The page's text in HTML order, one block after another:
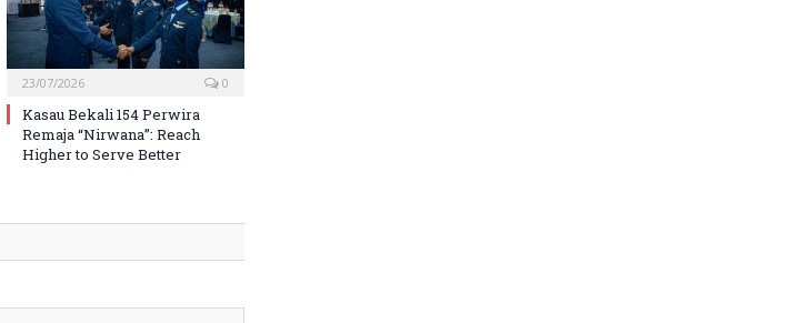
23/07/2026 0
Kasau Bekali 154 Perwira
Remaja “Nirwana”: Reach
Higher to Serve Better